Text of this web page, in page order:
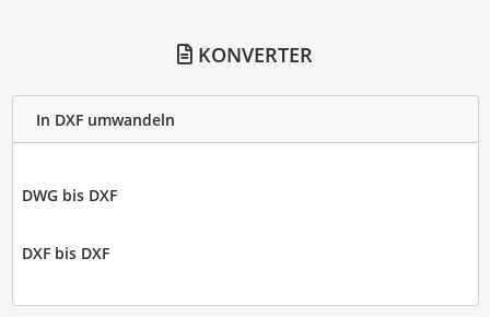
KONVERTER
In DXF umwandeln
DWG bis DXF
DXF bis DXF